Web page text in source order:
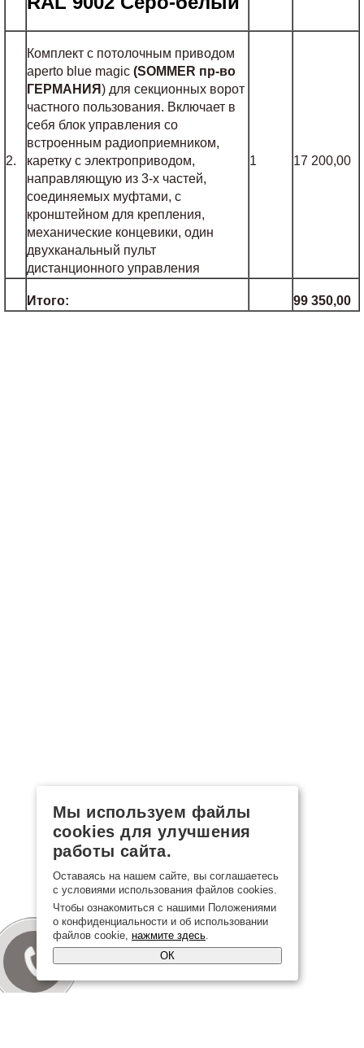
2.
Комплект с потолочным приводом
aperto blue magic (SOMMER пр-во
ГЕРМАНИЯ) для секционных ворот
частного пользования. Включает в
себя блок управления со
встроенным радиоприемником,
каретку с электроприводом,
направляющую из 3-х частей,
соединяемых муфтами, с
кронштейном для крепления,
механические концевики, один
двухканальный пульт
дистанционного управления
1 17 200,00
Итого: 99 350,00
Мы используем файлы
cookies для улучшения
работы сайта.
Оставаясь на нашем сайте, вы соглашаетесь
с условиями использования файлов cookies.
Чтобы ознакомиться с нашими Положениями
о конфиденциальности и об использовании
файлов cookie, нажмите здесь.
ОК